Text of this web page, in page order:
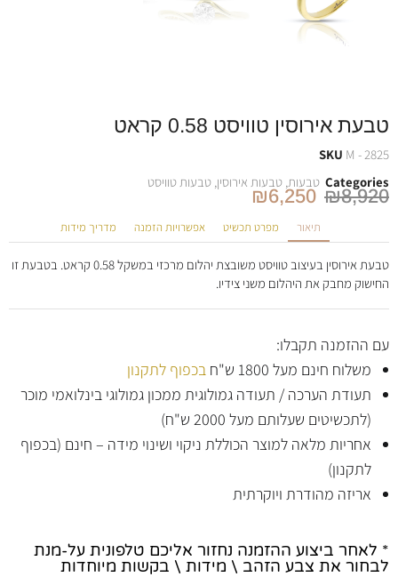
טבעת אירוסין טוויסט 0.58 קראט
SKU M - 2825
Categories טבעות טבעות אירוסין טבעות טוויסט
₪8,920
₪6,250
תיאור מפרט תכשיט אפשרויות הזמנה מדריך מידות
טבעת אירוסין בעיצוב טוויסט משובצת יהלום מרכזי במשקל 0.58 קראט. בטבעת זו
החישוק מחבק את היהלום משני צידיו.
עם ההזמנה תקבלו:
משלוח חינם מעל 1800 ש"ח
בכפוף לתקנון
תעודת הערכה / תעודה גמולוגית ממכון גמולוגי בינלואמי מוכר
(לתכשיטים שעלותם מעל 2000 ש"ח)
אחריות מלאה למוצר הכוללת ניקוי ושינוי מידה – חינם (בכפוף
לתקנון)
אריזה מהודרת ויוקרתית
* לאחר ביצוע ההזמנה נחזור אליכם טלפונית על-מנת
לבחור את צבע הזהב \ מידות \ בקשות מיוחדות